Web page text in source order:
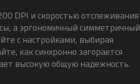
DPI и скоростью отслеживания
а эргономичный симметричный
с настройками, выбирая
как синхронно загорается
высокую общую надежность.